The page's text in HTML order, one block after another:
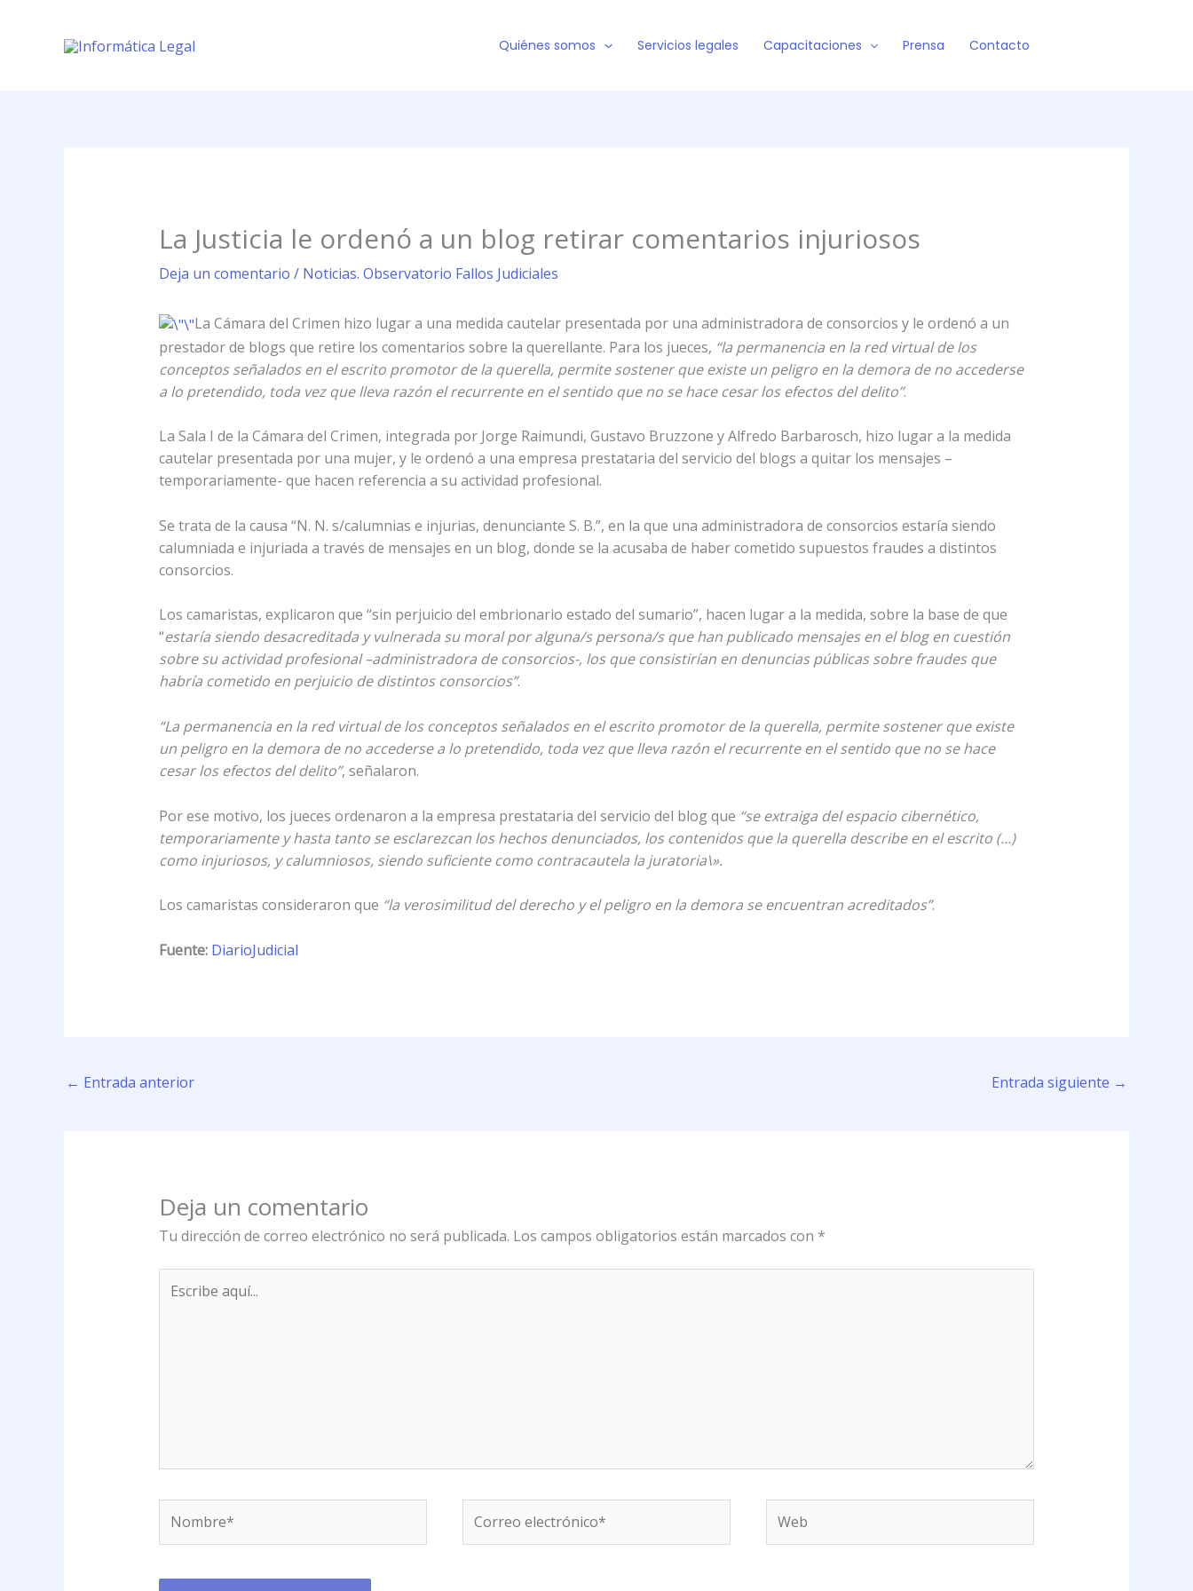
contenido
Quiénes somos Servicios legales Capacitaciones Prensa Contacto
La Justicia le ordenó a un blog retirar comentarios injuriosos
Deja un comentario / Noticias. Observatorio Fallos Judiciales
La Cámara del Crimen hizo lugar a una medida cautelar presentada por una administradora de consorcios y le ordenó a un
prestador de blogs que retire los comentarios sobre la querellante. Para los jueces, “la permanencia en la red virtual de los
conceptos señalados en el escrito promotor de la querella, permite sostener que existe un peligro en la demora de no accederse
a lo pretendido, toda vez que lleva razón el recurrente en el sentido que no se hace cesar los efectos del delito”.
La Sala I de la Cámara del Crimen, integrada por Jorge Raimundi, Gustavo Bruzzone y Alfredo Barbarosch, hizo lugar a la medida
cautelar presentada por una mujer, y le ordenó a una empresa prestataria del servicio del blogs a quitar los mensajes –
temporariamente- que hacen referencia a su actividad profesional.
Se trata de la causa “N. N. s/calumnias e injurias, denunciante S. B.”, en la que una administradora de consorcios estaría siendo
calumniada e injuriada a través de mensajes en un blog, donde se la acusaba de haber cometido supuestos fraudes a distintos
consorcios.
Los camaristas, explicaron que “sin perjuicio del embrionario estado del sumario”, hacen lugar a la medida, sobre la base de que
“estaría siendo desacreditada y vulnerada su moral por alguna/s persona/s que han publicado mensajes en el blog en cuestión
sobre su actividad profesional –administradora de consorcios-, los que consistirían en denuncias públicas sobre fraudes que
habría cometido en perjuicio de distintos consorcios”.
“La permanencia en la red virtual de los conceptos señalados en el escrito promotor de la querella, permite sostener que existe
un peligro en la demora de no accederse a lo pretendido, toda vez que lleva razón el recurrente en el sentido que no se hace
cesar los efectos del delito”, señalaron.
Por ese motivo, los jueces ordenaron a la empresa prestataria del servicio del blog que “se extraiga del espacio cibernético,
temporariamente y hasta tanto se esclarezcan los hechos denunciados, los contenidos que la querella describe en el escrito (…)
como injuriosos, y calumniosos, siendo suficiente como contracautela la juratoria\».
Los camaristas consideraron que “la verosimilitud del derecho y el peligro en la demora se encuentran acreditados”.
Fuente: DiarioJudicial
← Entrada anterior Entrada siguiente →
Deja un comentario
Tu dirección de correo electrónico no será publicada. Los campos obligatorios están marcados con *
aquí...
electrónico*